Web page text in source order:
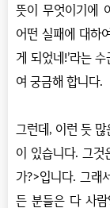
뜻이 무엇이기에
어떤 실패에 대하
게 되었네!’라는
여 궁금해 합니다.
그런데, 이런 듯
이 있습니다. 그것
가?>입니다. 그래
든 분들은 다 사람